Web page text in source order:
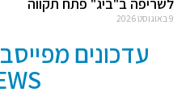
9 באוגוסט 2026
עדכונים